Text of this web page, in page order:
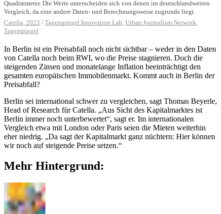
In Berlin ist ein Preisabfall noch nicht sichtbar – weder in den Daten
von Catella noch beim RWI, wo die Preise stagnieren. Doch die
steigenden Zinsen und monatelange Inflation beeinträchtigt den
gesamten europäischen Immobilenmarkt. Kommt auch in Berlin der
Preisabfall?
Berlin sei international schwer zu vergleichen, sagt Thomas Beyerle,
Head of Research für Catella. „Aus Sicht des Kapitalmarktes ist
Berlin immer noch unterbewertet“, sagt er. Im internationalen
Vergleich etwa mit London oder Paris seien die Mieten weiterhin
eher niedrig. „Da sagt der Kapitalmarkt ganz nüchtern: Hier können
wir noch auf steigende Preise setzen.“
Mehr Hintergrund: